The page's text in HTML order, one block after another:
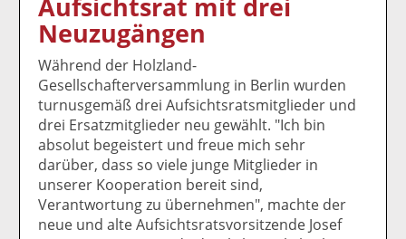
k
F
ac
e
b
o
k
te
tt
er
n
Li
n
k
di
te
il
E
m
se
n
e
Neuzugängen
Während der Holzland-
Gesellschafterversammlung in Berlin wurden
turnusgemäß drei Aufsichtsratsmitglieder und
drei Ersatzmitglieder neu gewählt. "Ich bin
absolut begeistert und freue mich sehr
darüber, dass so viele junge Mitglieder in
unserer Kooperation bereit sind,
Verantwortung zu übernehmen", machte der
neue und alte Aufsichtsratsvorsitzende Josef